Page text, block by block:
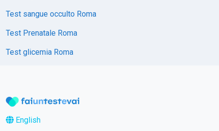
Test sangue occulto Roma
Test Prenatale Roma
Test glicemia Roma
English